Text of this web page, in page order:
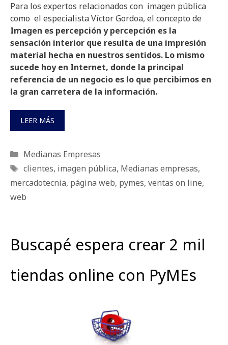
Para los expertos relacionados con imagen pública
como el especialista Víctor Gordoa, el concepto de
Imagen es percepción y percepción es la
sensación interior que resulta de una impresión
material hecha en nuestros sentidos. Lo mismo
sucede hoy en Internet, donde la principal
referencia de un negocio es lo que percibimos en
la gran carretera de la información.
LEER MÁS
Categorías
Medianas Empresas
Etiquetas
clientes, imagen pública, Medianas empresas,
mercadotecnia, página web, pymes, ventas on line,
web
Buscapé espera crear 2 mil
tiendas online con PyMEs